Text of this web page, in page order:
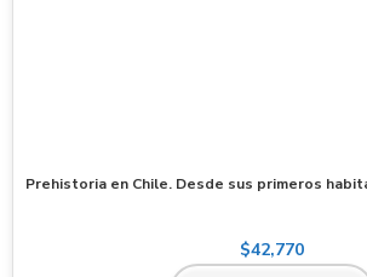
Prehistoria en Chile. Desde sus primeros
$42,770